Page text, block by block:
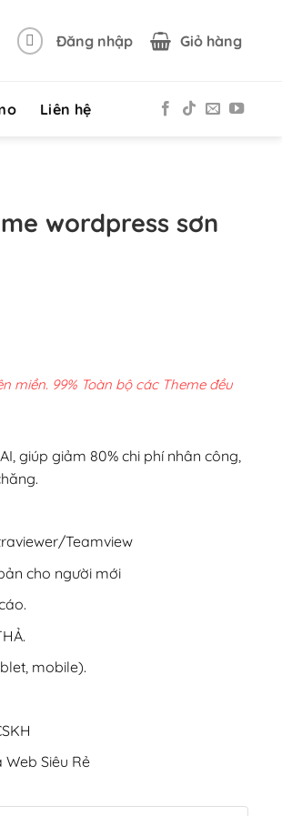
Đăng nhập Giỏ hàng
Liên hệ
wordpress sơn
miền. 99% Toàn bộ các Theme đều
giúp giảm 80% chi phí nhân công,
Teamview
cho người mới
mobile).
Siêu Rẻ